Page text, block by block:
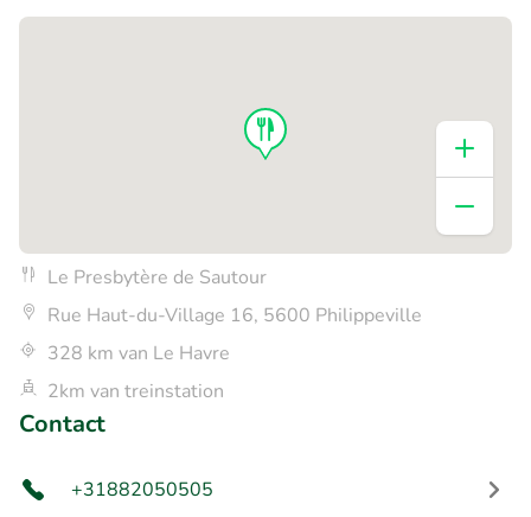
Le Presbytère de Sautour
Rue Haut-du-Village 16, 5600 Philippeville
328 km van Le Havre
2km van treinstation
Contact
+31882050505